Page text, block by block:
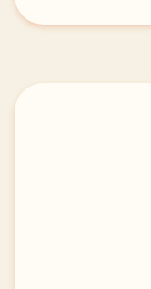
continuer